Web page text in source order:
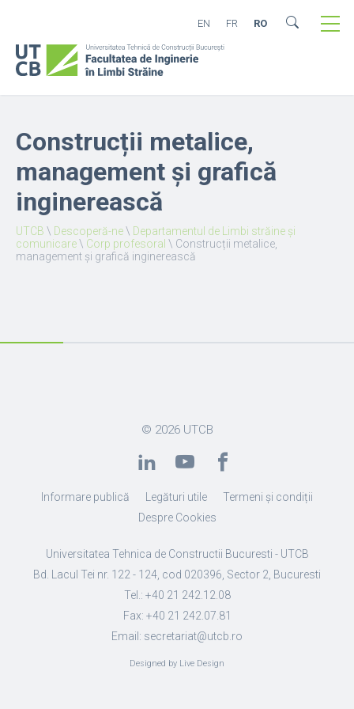
EN FR RO
Construcții metalice,
management și grafică
inginerească
UTCB \ Descoperă-ne\ Departamentul de Limbi străine și
comunicare\ Corp profesoral \ Construcții metalice,
management și grafică inginerească
© 2026 UTCB
Informare publică Legături utile
Termeni și condiții
Despre Cookies
Universitatea Tehnica de Constructii Bucuresti - UTCB
Bd. Lacul Tei nr. 122 - 124, cod 020396, Sector 2, Bucuresti
Tel.: +40 21 242.12.08
Fax: +40 21 242.07.81
Email: secretariat@utcb.ro
Designed by Live Design